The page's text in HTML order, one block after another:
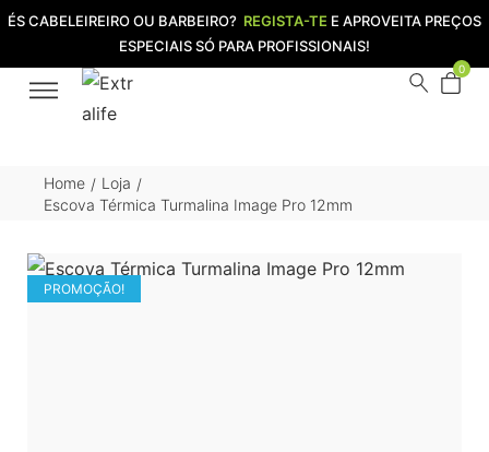
ÉS CABELEIREIRO OU BARBEIRO? REGISTA-TE E APROVEITA PREÇOS
ESPECIAIS SÓ PARA PROFISSIONAIS!
0
Home / Loja /
Escova Térmica Turmalina Image Pro 12mm
PROMOÇÃO!